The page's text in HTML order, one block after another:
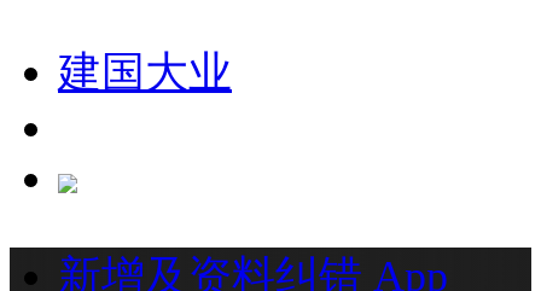
建国大业
新增及资料纠错 App